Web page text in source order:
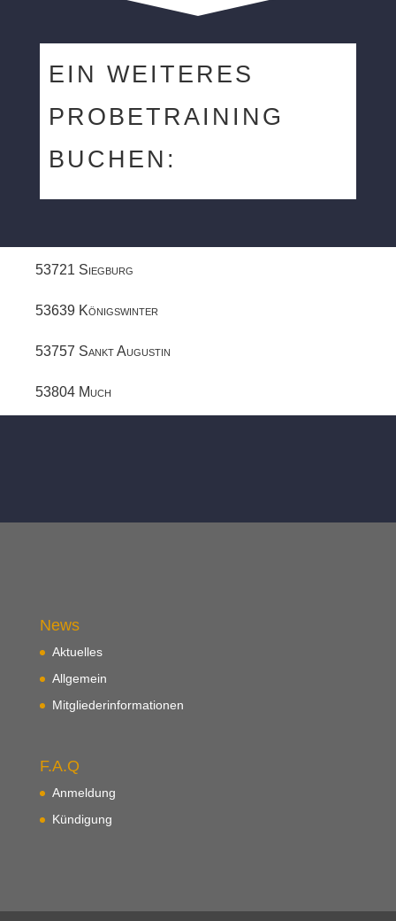
EIN WEITERES
PROBETRAINING
BUCHEN:
53721 Siegburg
53639 Königswinter
53757 Sankt Augustin
53804 Much
News
Aktuelles
Allgemein
Mitgliederinformationen
F.A.Q
Anmeldung
Kündigung